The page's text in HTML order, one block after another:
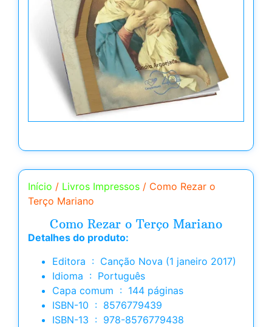
Início / Livros Impressos / Como Rezar o
Terço Mariano
Como Rezar o Terço Mariano
Detalhes do produto:
Editora ‏ : ‎ Canção Nova (1 janeiro 2017)
Idioma ‏ : ‎ Português
Capa comum ‏ : ‎ 144 páginas
ISBN-10 ‏ : ‎ 8576779439
ISBN-13 ‏ : ‎ 978-8576779438